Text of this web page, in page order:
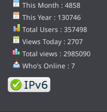
This Month : 4858
This Year : 130746
Total Users : 357498
Views Today : 2707
Total views : 2985090
Who's Online : 7